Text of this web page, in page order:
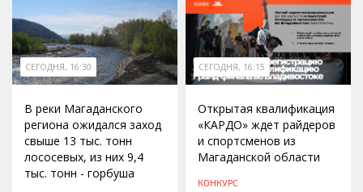
СЕГОДНЯ, 16:30
В реки Магаданского
региона ожидался заход
свыше 13 тыс. тонн
лососевых, из них 9,4
тыс. тонн - горбуша
СЕГОДНЯ, 16:15
Открытая квалификация
«КАРДО» ждет райдеров
и спортсменов из
Магаданской области
КОНКУРС